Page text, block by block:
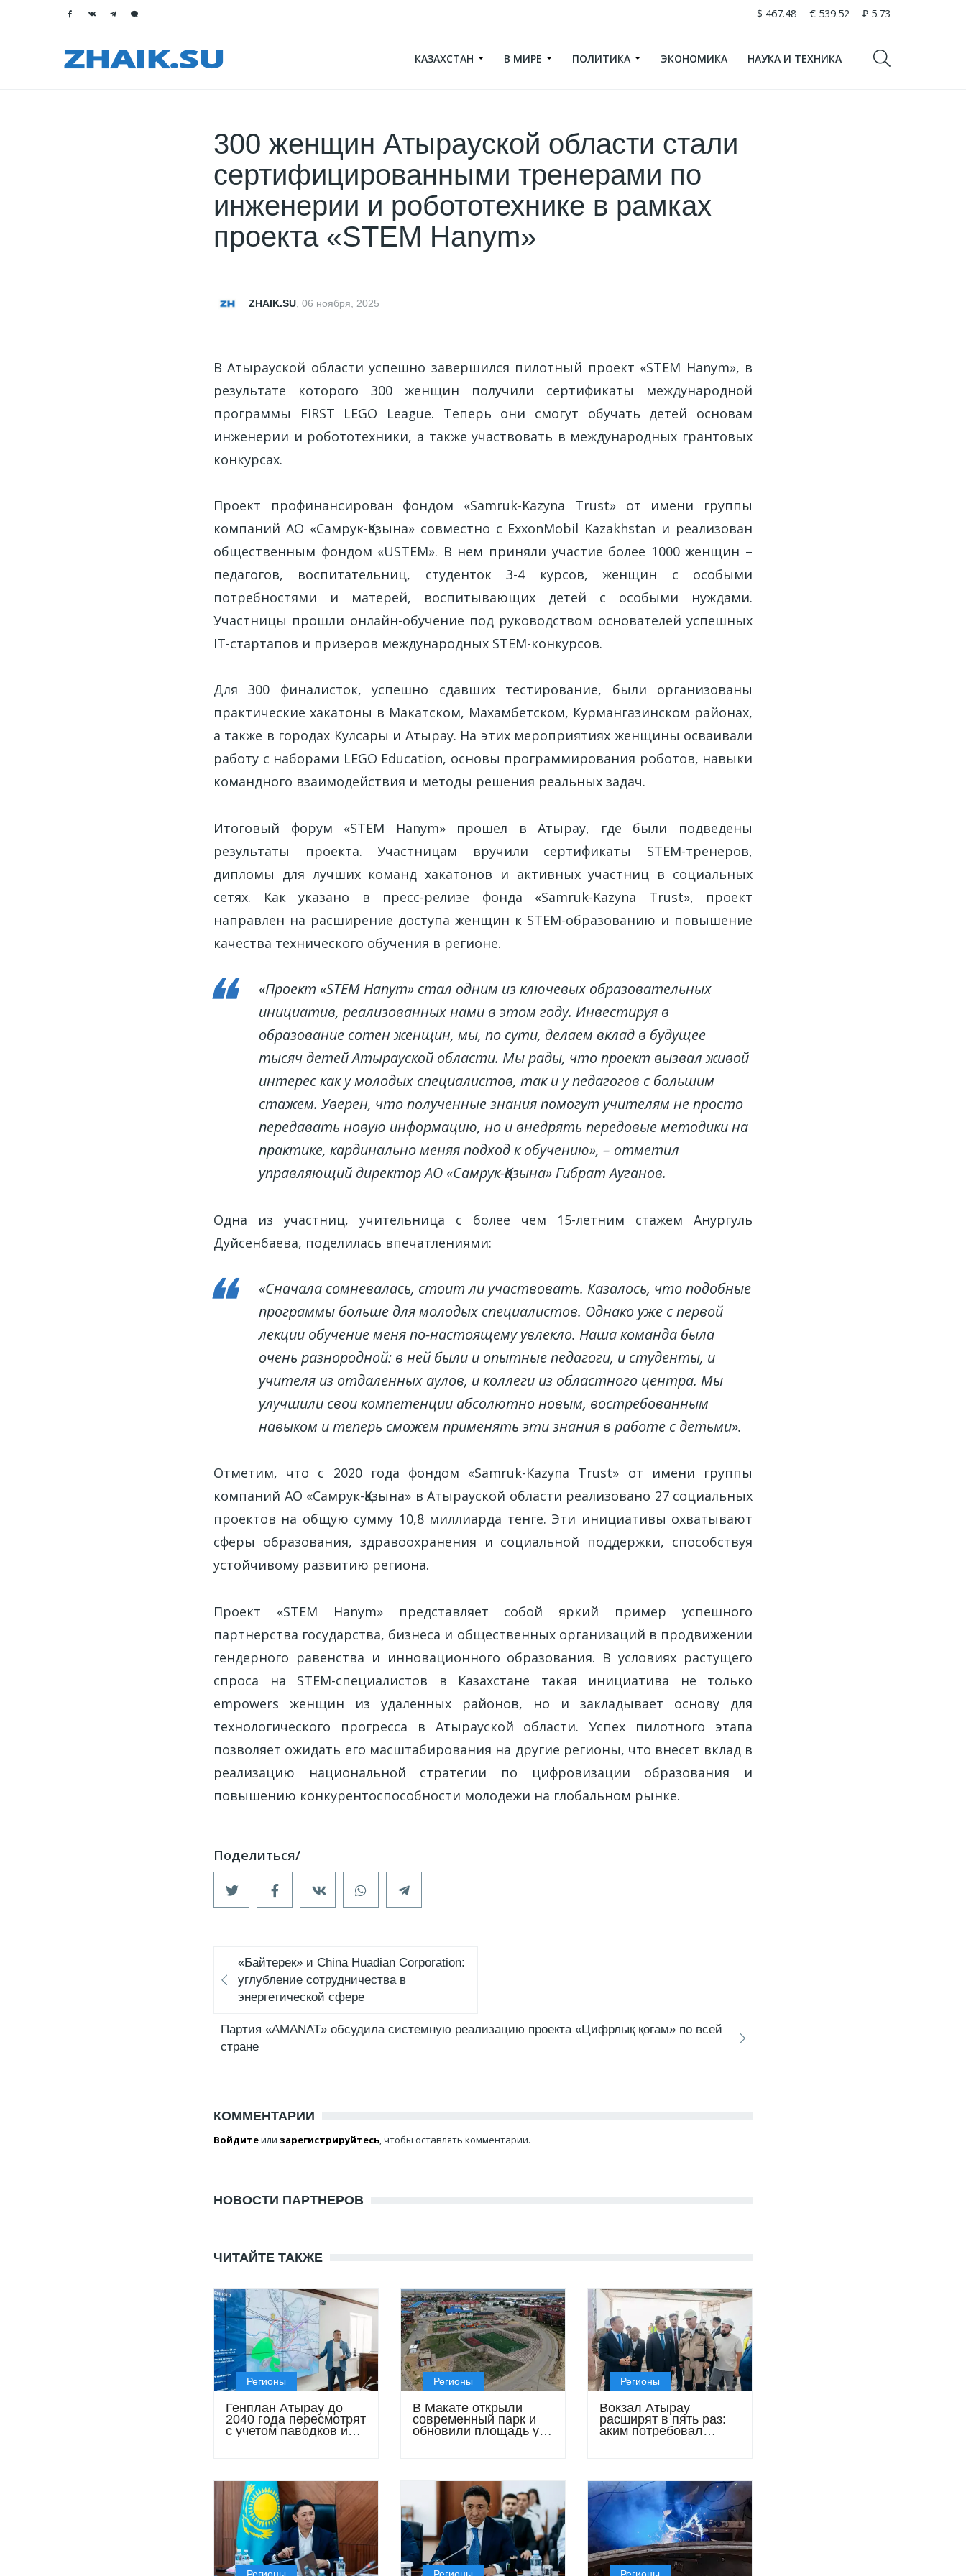
$ 467.48 € 539.52 ₽ 5.73
КАЗАХСТАН В МИРЕ ПОЛИТИКА ЭКОНОМИКА НАУКА И ТЕХНИКА
300 женщин Атырауской области стали
сертифицированными тренерами по
инженерии и робототехнике в рамках
проекта «STEM Hanym»
ZHAIK.SU, 06 ноября, 2025
В Атырауской области успешно завершился пилотный проект «STEM Hanym», в
результате которого 300 женщин получили сертификаты международной
программы FIRST LEGO League. Теперь они смогут обучать детей основам
инженерии и робототехники, а также участвовать в международных грантовых
конкурсах.
Проект профинансирован фондом «Samruk-Kazyna Trust» от имени группы
компаний АО «Самрук-Қазына» совместно с ExxonMobil Kazakhstan и реализован
общественным фондом «USTEM». В нем приняли участие более 1000 женщин –
педагогов, воспитательниц, студенток 3-4 курсов, женщин с особыми
потребностями и матерей, воспитывающих детей с особыми нуждами.
Участницы прошли онлайн-обучение под руководством основателей успешных
IT-стартапов и призеров международных STEM-конкурсов.
Для 300 финалисток, успешно сдавших тестирование, были организованы
практические хакатоны в Макатском, Махамбетском, Курмангазинском районах,
а также в городах Кулсары и Атырау. На этих мероприятиях женщины осваивали
работу с наборами LEGO Education, основы программирования роботов, навыки
командного взаимодействия и методы решения реальных задач.
Итоговый форум «STEM Hanym» прошел в Атырау, где были подведены
результаты проекта. Участницам вручили сертификаты STEM-тренеров,
дипломы для лучших команд хакатонов и активных участниц в социальных
сетях. Как указано в пресс-релизе фонда «Samruk-Kazyna Trust», проект
направлен на расширение доступа женщин к STEM-образованию и повышение
качества технического обучения в регионе.
«Проект «STEM Hanym» стал одним из ключевых образовательных
инициатив, реализованных нами в этом году. Инвестируя в
образование сотен женщин, мы, по сути, делаем вклад в будущее
тысяч детей Атырауской области. Мы рады, что проект вызвал живой
интерес как у молодых специалистов, так и у педагогов с большим
стажем. Уверен, что полученные знания помогут учителям не просто
передавать новую информацию, но и внедрять передовые методики на
практике, кардинально меняя подход к обучению», – отметил
управляющий директор АО «Самрук-Қазына» Гибрат Ауганов.
Одна из участниц, учительница с более чем 15-летним стажем Анургуль
Дуйсенбаева, поделилась впечатлениями:
«Сначала сомневалась, стоит ли участвовать. Казалось, что подобные
программы больше для молодых специалистов. Однако уже с первой
лекции обучение меня по-настоящему увлекло. Наша команда была
очень разнородной: в ней были и опытные педагоги, и студенты, и
учителя из отдаленных аулов, и коллеги из областного центра. Мы
улучшили свои компетенции абсолютно новым, востребованным
навыком и теперь сможем применять эти знания в работе с детьми».
Отметим, что с 2020 года фондом «Samruk-Kazyna Trust» от имени группы
компаний АО «Самрук-Қазына» в Атырауской области реализовано 27 социальных
проектов на общую сумму 10,8 миллиарда тенге. Эти инициативы охватывают
сферы образования, здравоохранения и социальной поддержки, способствуя
устойчивому развитию региона.
Проект «STEM Hanym» представляет собой яркий пример успешного
партнерства государства, бизнеса и общественных организаций в продвижении
гендерного равенства и инновационного образования. В условиях растущего
спроса на STEM-специалистов в Казахстане такая инициатива не только
empowers женщин из удаленных районов, но и закладывает основу для
технологического прогресса в Атырауской области. Успех пилотного этапа
позволяет ожидать его масштабирования на другие регионы, что внесет вклад в
реализацию национальной стратегии по цифровизации образования и
повышению конкурентоспособности молодежи на глобальном рынке.
«Байтерек» и China Huadian Corporation:
углубление сотрудничества в
энергетической сфере
Партия «AMANAT» обсудила системную реализацию проекта «Цифрлық қоғам» по всей
стране
КОММЕНТАРИИ
Войдитеили зарегистрируйтесь, чтобы оставлять комментарии.
НОВОСТИ ПАРТНЕРОВ
ЧИТАЙТЕ ТАКЖЕ
Регионы
Генплан Атырау до
2040 года пересмотрят
с учетом паводков и
Регионы
В Макате открыли
современный парк и
обновили площадь у
Регионы
Вокзал Атырау
расширят в пять раз:
аким потребовал